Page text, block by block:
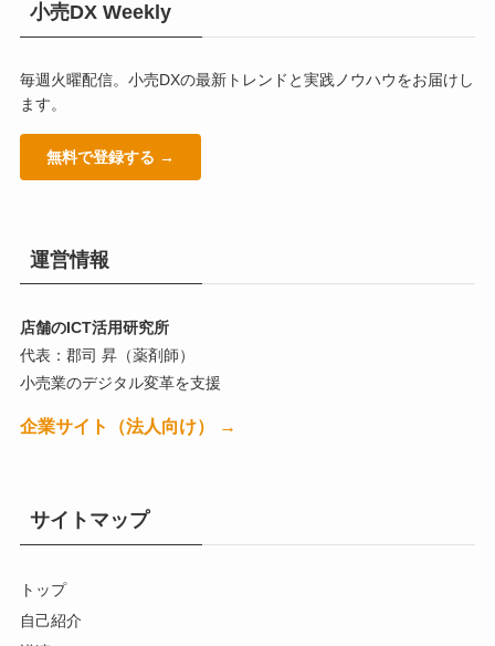
小売DX Weekly
毎週火曜配信。小売DXの最新トレンドと実践ノウハウをお届けし
ます。
無料で登録する →
運営情報
店舗のICT活用研究所
代表：郡司 昇（薬剤師）
小売業のデジタル変革を支援
企業サイト（法人向け） →
サイトマップ
トップ
自己紹介